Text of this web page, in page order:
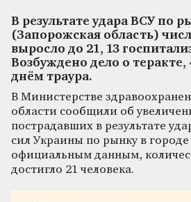
В результате удара ВСУ по
(Запорожская область)
выросло до 21, 13
Возбуждено дело о
днём траура.
В Министерстве
области сообщили об
пострадавших в результате
сил Украины по рынку в городе
официальным данным,
достигло 21 человека.